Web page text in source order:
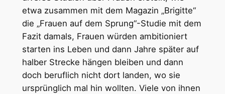
etwa zusammen mit dem Magazin „Brigitte“
die „Frauen auf dem Sprung“-Studie mit dem
Fazit damals, Frauen würden ambitioniert
starten ins Leben und dann Jahre später auf
halber Strecke hängen bleiben und dann
doch beruflich nicht dort landen, wo sie
ursprünglich mal hin wollten. Viele von ihnen